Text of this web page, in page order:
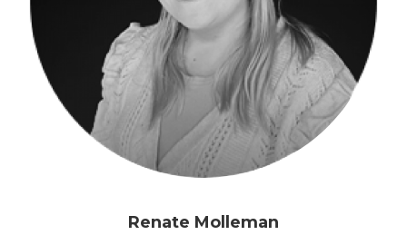
Renate Molleman